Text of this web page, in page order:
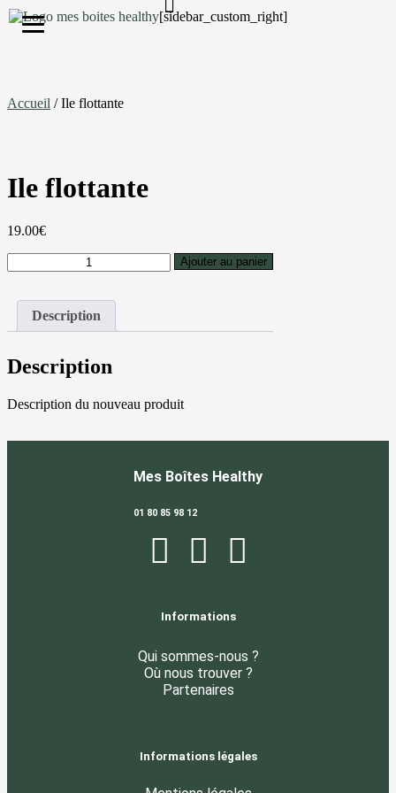
[sidebar_custom_right]
S'inscrire
Accueil / Ile flottante
Ile flottante
19.00€
Ajouter au panier
Description
Description
Description du nouveau produit
Mes Boîtes Healthy
01 80 85 98 12
Informations
Qui sommes-nous ?
Où nous trouver ?
Partenaires
Informations légales